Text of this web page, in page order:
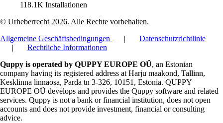
118.1K Installationen
© Urheberrecht 2026. Alle Rechte vorbehalten.
Allgemeine Geschäftsbedingungen
|
Datenschutzrichtlinie
|
Rechtliche Informationen
Quppy is operated by QUPPY EUROPE OÜ, an Estonian
company having its registered address at Harju maakond, Tallinn,
Kesklinna linnaosa, Parda tn 3-326, 10151, Estonia. QUPPY
EUROPE OÜ develops and provides the Quppy software and related
services. Quppy is not a bank or financial institution, does not open
accounts and does not provide investment, financial or consulting
advice.